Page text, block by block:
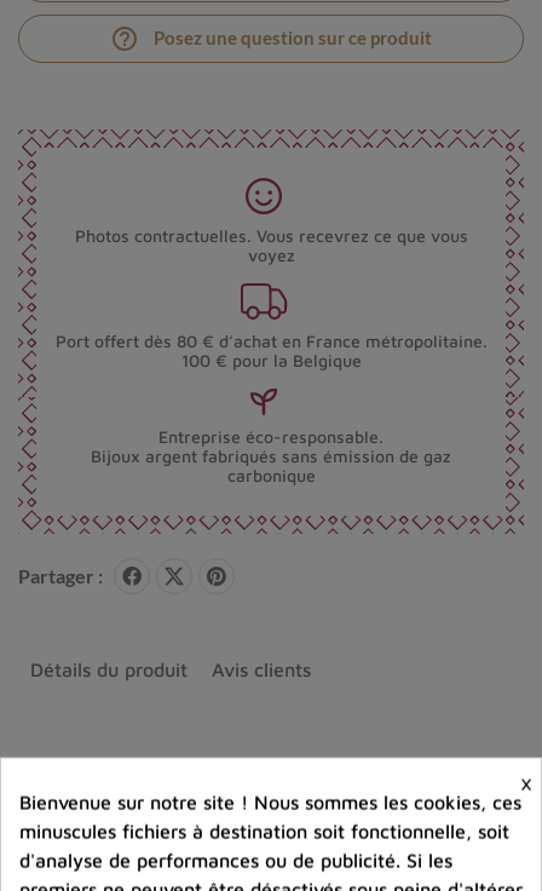
help_outline Posez une question sur ce produit
Photos contractuelles. Vous recevrez ce que vous
voyez
Port offert dès 80 € d’achat en France métropolitaine.
100 € pour la Belgique
Entreprise éco-responsable.
Bijoux argent fabriqués sans émission de gaz
carbonique
Partager :
Détails du produit Avis clients
Produits dans la même catégorie
×
Bienvenue sur notre site ! Nous sommes les cookies, ces
minuscules fichiers à destination soit fonctionnelle, soit
d'analyse de performances ou de publicité. Si les